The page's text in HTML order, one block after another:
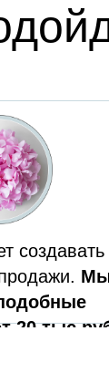
создавать
20